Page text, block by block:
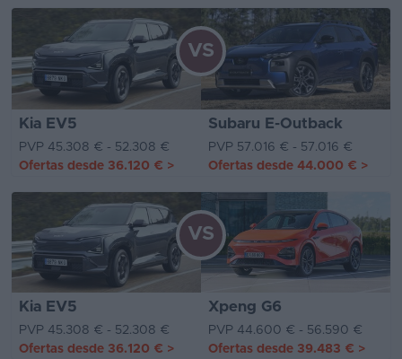
Kia EV5 Subaru E-Outback
VS
PVP 45.308 € - 52.308 €
PVP 57.016 € - 57.016 €
Ofertas desde 36.120 € > Ofertas desde 44.000 € >
Kia EV5 Xpeng G6
VS
PVP 45.308 € - 52.308 €
PVP 44.600 € - 56.590 €
Ofertas desde 36.120 € > Ofertas desde 39.483 € >